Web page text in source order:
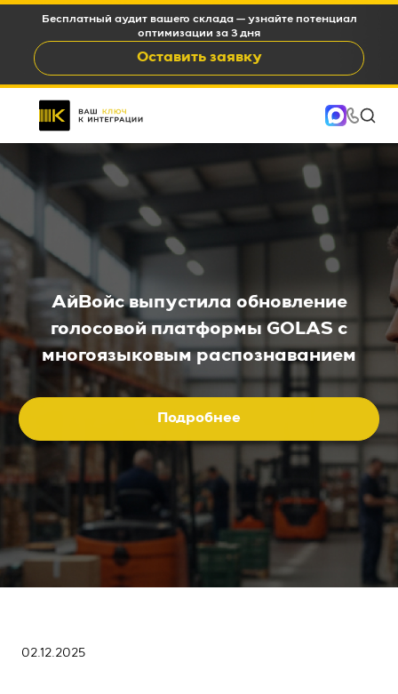
Бесплатный аудит вашего склада — узнайте потенциал
оптимизации за 3 дня
Оставить заявку
АйВойс выпустила обновление
голосовой платформы GOLAS с
многоязыковым распознаванием
Подробнее
02.12.2025